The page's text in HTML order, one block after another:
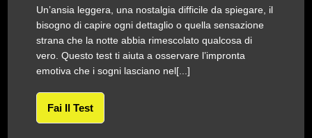
Un’ansia leggera, una nostalgia difficile da spiegare, il
bisogno di capire ogni dettaglio o quella sensazione
strana che la notte abbia rimescolato qualcosa di
vero. Questo test ti aiuta a osservare l’impronta
emotiva che i sogni lasciano nel[...]
Fai Il Test